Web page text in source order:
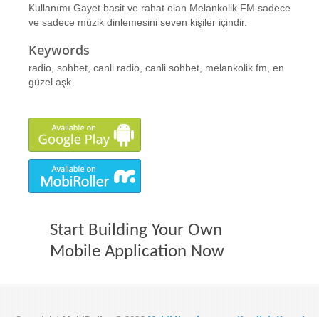
Kullanımı Gayet basit ve rahat olan Melankolik FM sadece
ve sadece müzik dinlemesini seven kişiler içindir.
Keywords
radio, sohbet, canli radio, canli sohbet, melankolik fm, en
güzel aşk
Start Building Your Own
Mobile Application Now